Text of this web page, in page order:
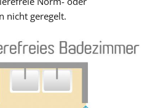
nicht geregelt.